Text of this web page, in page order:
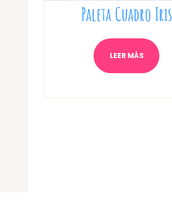
Paleta Cuadro Iris
LEER MÁS